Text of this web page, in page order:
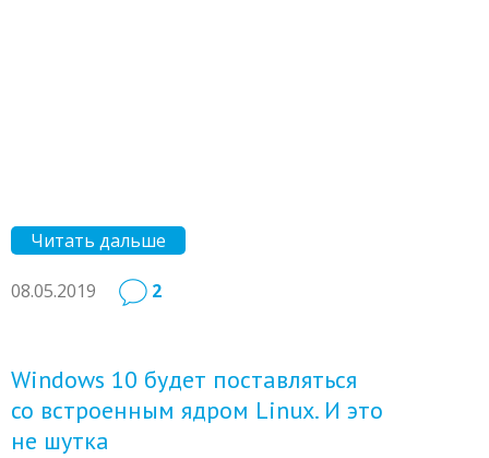
Читать дальше
08.05.2019 2
Windows 10 будет поставляться
со встроенным ядром Linux. И это
не шутка